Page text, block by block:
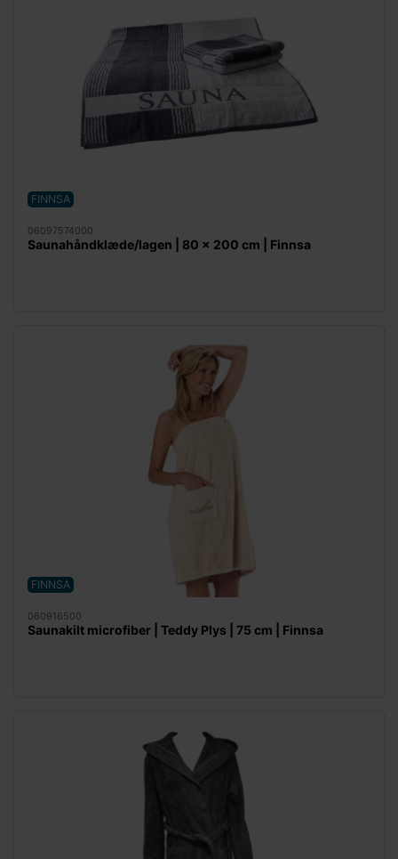
FINNSA
06097574000
Saunahåndklæde/lagen | 80 x 200 cm | Finnsa
FINNSA
060916500
Saunakilt microfiber | Teddy Plys | 75 cm | Finnsa